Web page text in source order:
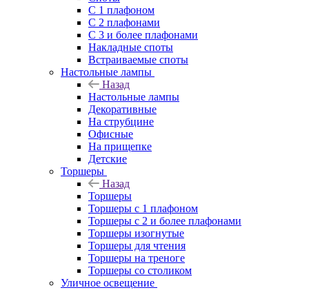
С 1 плафоном
С 2 плафонами
С 3 и более плафонами
Накладные споты
Встраиваемые споты
Настольные лампы
Назад
Настольные лампы
Декоративные
На струбцине
Офисные
На прищепке
Детские
Торшеры
Назад
Торшеры
Торшеры с 1 плафоном
Торшеры с 2 и более плафонами
Торшеры изогнутые
Торшеры для чтения
Торшеры на треноге
Торшеры со столиком
Уличное освещение